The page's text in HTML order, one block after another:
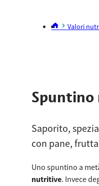
Valori
Spuntino
Saporito,
con pane,
Uno spuntino a
nutritive. Invece